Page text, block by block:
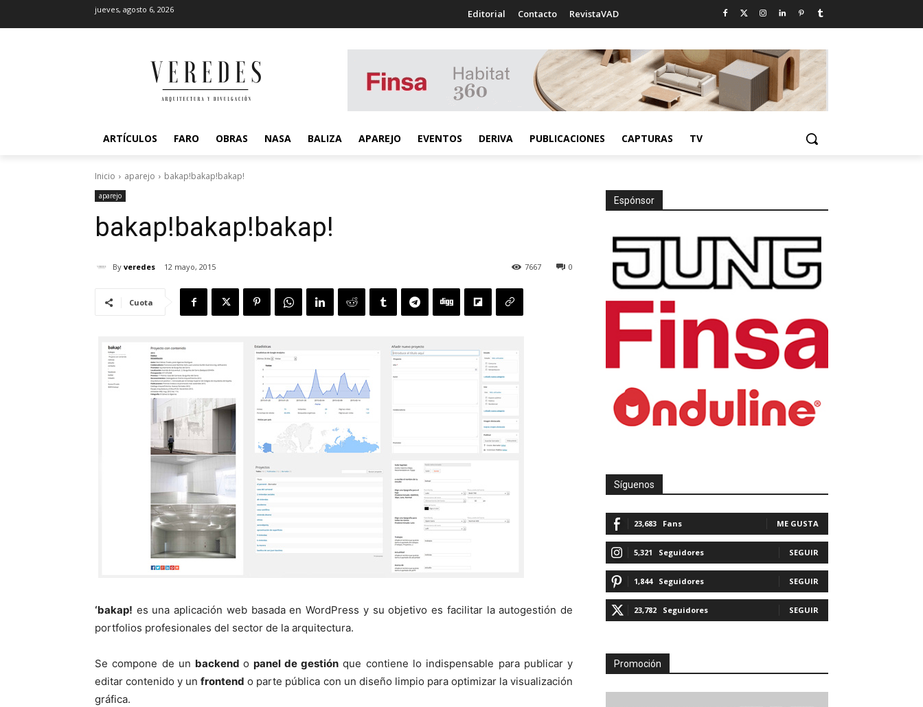
jueves, agosto 6, 2026 Editorial Contacto RevistaVAD
ARTÍCULOS FARO OBRAS NASA BALIZA APAREJO EVENTOS DERIVA PUBLICACIONES CAPTURAS TV
Inicio aparejo bakap!bakap!bakap!
aparejo
bakap! bakap! bakap!
By veredes 12 mayo, 2015 0
7667
Cuota
‘bakap! es una aplicación web basada en WordPress y su objetivo es facilitar la autogestión de
portfolios profesionales del sector de la arquitectura.
Se compone de un backendo panel de gestión que contiene lo indispensable para publicar y
editar contenido y unfrontend o parte pública con un diseño limpio para optimizar la visualización
gráfica.
Espónsor
Síguenos
23,683 Fans ME GUSTA
5,321 Seguidores SEGUIR
1,844 Seguidores SEGUIR
23,782 Seguidores SEGUIR
Promoción